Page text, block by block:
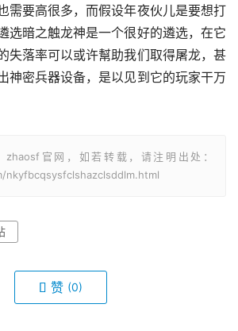
需要高很多，而假设年夜伙儿是要想打
选暗之触龙神是一个很好的遴选，在它
失落率可以或许幫助我们取得屠龙，甚
神密兵器设备，是以见到它的玩家干万
官网，如若转载，请注明出处：
赞 (0)